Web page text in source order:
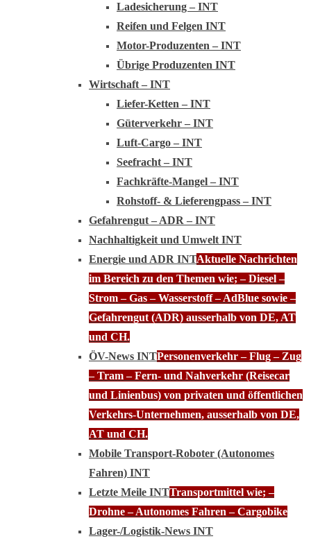
Ladesicherung – INT
Reifen und Felgen INT
Motor-Produzenten – INT
Übrige Produzenten INT
Wirtschaft – INT
Liefer-Ketten – INT
Güterverkehr – INT
Luft-Cargo – INT
Seefracht – INT
Fachkräfte-Mangel – INT
Rohstoff- & Lieferengpass – INT
Gefahrengut – ADR – INT
Nachhaltigkeit und Umwelt INT
Energie und ADR INTAktuelle Nachrichten
im Bereich zu den Themen wie; – Diesel –
Strom – Gas – Wasserstoff – AdBlue sowie –
Gefahrengut (ADR) ausserhalb von DE, AT
und CH.
ÖV-News INTPersonenverkehr – Flug – Zug
– Tram – Fern- und Nahverkehr (Reisecar
und Linienbus) von privaten und öffentlichen
Verkehrs-Unternehmen, ausserhalb von DE,
AT und CH.
Mobile Transport-Roboter (Autonomes
Fahren) INT
Letzte Meile INTTransportmittel wie; –
Drohne – Autonomes Fahren – Cargobike
Lager-/Logistik-News INT